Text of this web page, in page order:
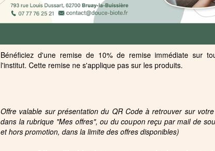
Bénéficiez d'une remise de 10% de remise immédiate sur
l'institut. Cette remise ne s'applique pas sur les produits.
Offre valable sur présentation du QR Code à retrouver sur
dans la rubrique "Mes offres", ou du coupon reçu par mail de
et hors promotion, dans la limite des offres disponibles)